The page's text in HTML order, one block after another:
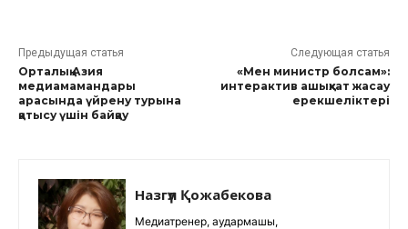
Предыдущая статья
Орталық Азия
медиамамандары
арасында үйрену турына
қатысу үшін байқау
Следующая статья
«Мен министр болсам»:
интерактив ашықхат жасау
ерекшеліктері
Назгүл Қожабекова
Медиатренер, аудармашы,